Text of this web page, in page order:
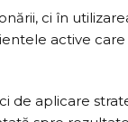
ci în
active
aplicare